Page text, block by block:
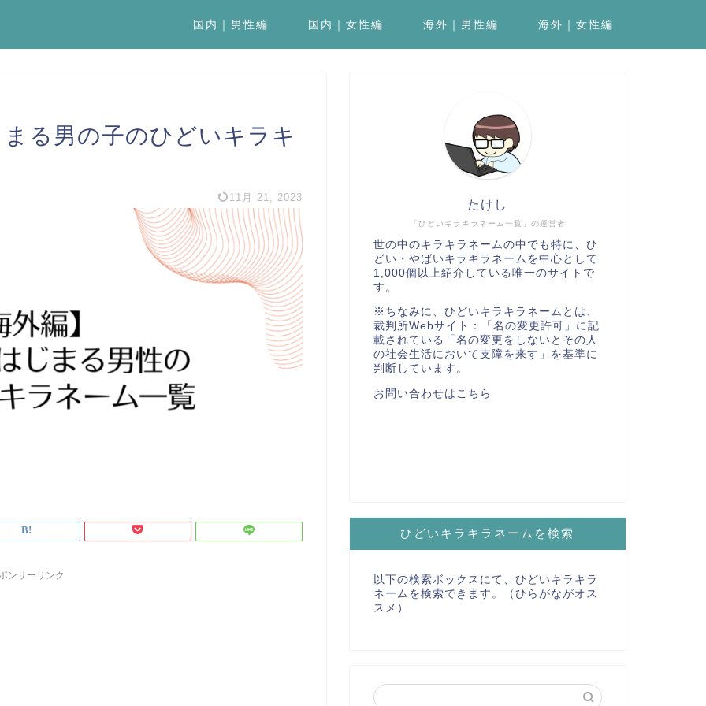
国内｜男性編 国内｜女性編 海外｜男性編 海外｜女性編
る男の子のひどいキラキ
11月 21, 2023
ンサーリンク
「ひどいキラキラネーム一覧」の運営者
たけし
世の中のキラキラネームの中でも特に、ひ
どい・やばいキラキラネームを中心として
1,000個以上紹介している唯一のサイトで
す。
※ちなみに、ひどいキラキラネームとは、
裁判所Webサイト：「名の変更許可」 に記
載されている「名の変更をしないとその人
の社会生活において支障を来す」を基準に
判断しています。
お問い合わせはこちら
ひどいキラキラネームを検索
以下の検索ボックスにて、ひどいキラキラ
ネームを検索できます。（ひらがながオス
スメ）